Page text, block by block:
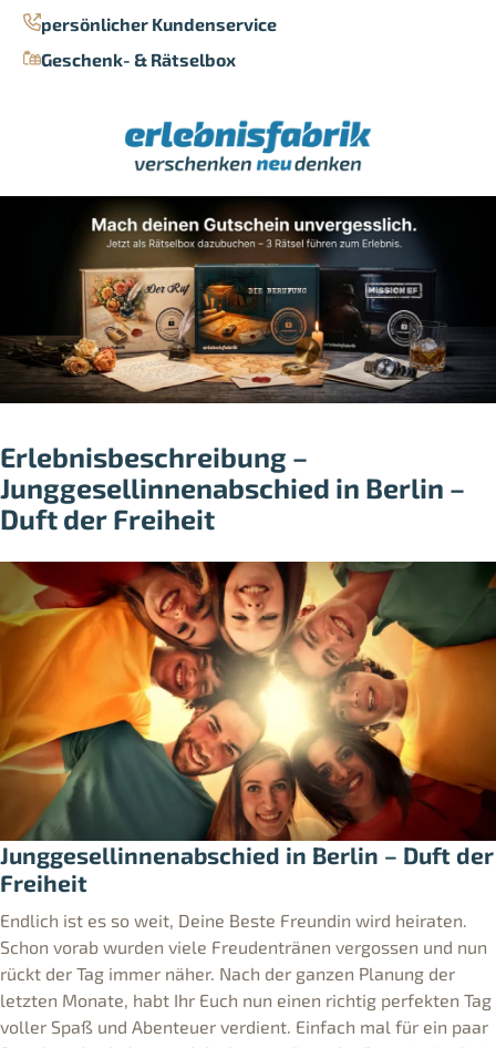
persönlicher Kundenservice
Geschenk- & Rätselbox
Erlebnisbeschreibung –
Junggesellinnenabschied in Berlin –
Duft der Freiheit
Junggesellinnenabschied in Berlin – Duft der
Freiheit
Endlich ist es so weit, Deine Beste Freundin wird heiraten.
Schon vorab wurden viele Freudentränen vergossen und nun
rückt der Tag immer näher. Nach der ganzen Planung der
letzten Monate, habt Ihr Euch nun einen richtig perfekten Tag
voller Spaß und Abenteuer verdient. Einfach mal für ein paar